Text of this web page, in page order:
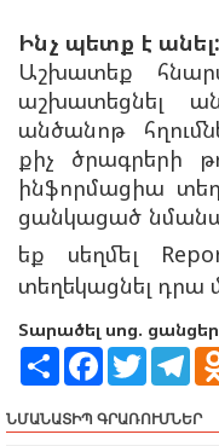
Ինչ պետք է անել:
Աշխատեք
աշխատեցնել
անծանոթ
քիչ ծրագրերի
ինֆորմացիա
ցանկացած
եք սեղմել
տեղեկացնել դրա
Տարածել սոց.
S
r
e
F
e
b
T
w
t
t
T
e
g
ՆՄԱՆԱՏԻՊ ԳՐԱՌՈՒՄՆԵՐ